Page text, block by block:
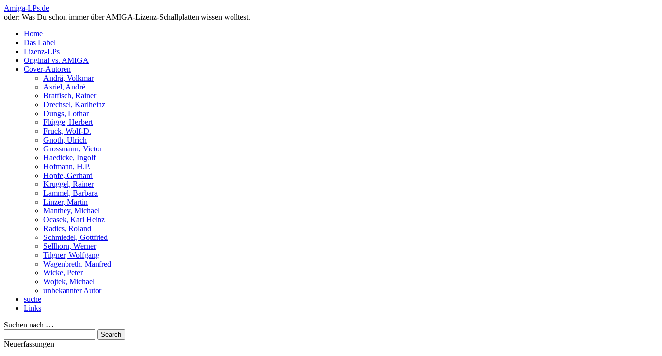
Amiga-LPs.de
oder: Was Du schon immer über AMIGA-Lizenz-Schallplatten wissen wolltest.
Home
Das Label
Lizenz-LPs
Original vs. AMIGA
Cover-Autoren
Andrä, Volkmar
Asriel, André
Bratfisch, Rainer
Drechsel, Karlheinz
Dungs, Lothar
Flügge, Herbert
Fruck, Wolf-D.
Gnoth, Ulrich
Grossmann, Victor
Haedicke, Ingolf
Hofmann, H.P.
Hopfe, Gerhard
Kruggel, Rainer
Lammel, Barbara
Linzer, Martin
Manthey, Michael
Ocasek, Karl Heinz
Radics, Roland
Schmiedel, Gottfried
Sellhorn, Werner
Tilgner, Wolfgang
Wagenbreth, Manfred
Wicke, Peter
Wojtek, Michael
unbekannter Autor
suche
Links
Suchen nach …
Neuerfassungen